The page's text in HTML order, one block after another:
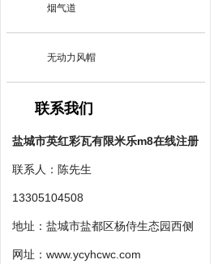
烟气道
无动力风帽
联系我们
盐城市英红彩瓦有限米乐m8在线注册
联系人：陈先生
13305104508
地址：盐城市盐都区杨侍生态园西侧
网址： www.ycyhcwc.com